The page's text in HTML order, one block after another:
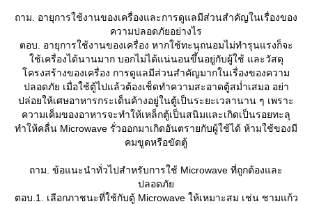
ถาม. อายุการใช้งานของเครื่องและการดูแลมีส่วนสำคัญในเรื่องของ
ความปลอดภัยอย่างไร
ตอบ. อายุการใช้งานของเครื่อง หากใช้ทะนุถนอมไม่ทำรุนแรงก็จะ
ช้เครื่องได้นานมาก บอกไม่ได้แน่นอนขึ้นอยู่กับผู้ใช้ และวัสดุ
ครงสร้างของเครื่อง การดูแลมีส่วนสำคัญมากในเรื่องของความ
ปลอดภัย เมื่อใช้ตู้ไปแล้วต้องเช็ดทำความสะอาดตู้สม่ำเสมอ อย่า
ปล่อยให้เศษอาหารกระเด็นค้างอยู่ในตู้เป็นระยะเวลานาน ๆ เพราะ
ความเค็มของอาหารจะทำให้เหล็กตู้เป็นสนิมและเกิดเป็นรอยทะลุ
ทำให้คลื่น Microwave รั่วออกมาเกิดอันตรายกับผู้ใช้ได้ ห้ามใช้ของมี
คมขูดหรือขัดตู้
ถาม. ข้อแนะนำทั่วไปสำหรับการใช้ Microwave ที่ถูกต้องและ
ปลอดภั
ตอบ.1. เลือกภาชนะที่ใช้กับตู้ Microwave ให้เหมาะสม เช่น ชามแก้ว